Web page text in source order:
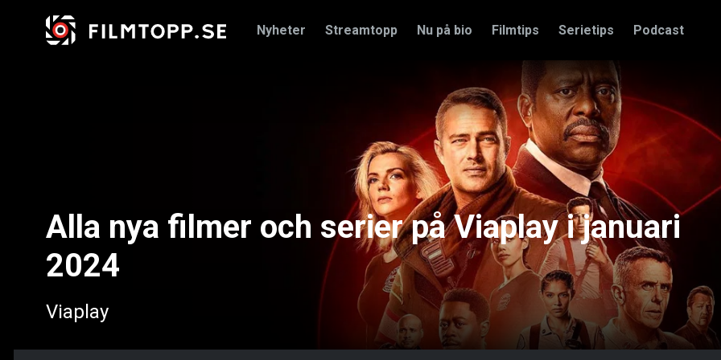
Nyheter Streamtopp Nu på bio Filmtips Serietips Podcast
Alla nya filmer och serier på Viaplay i januari
2024
Viaplay